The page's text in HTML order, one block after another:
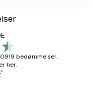
bedømmelser.
her.